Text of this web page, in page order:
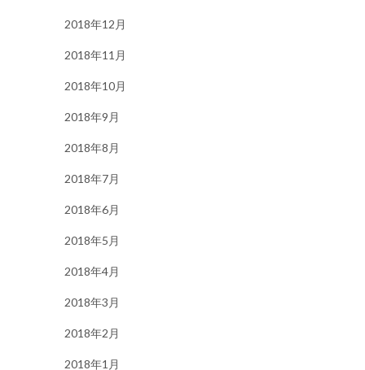
2018年12月
2018年11月
2018年10月
2018年9月
2018年8月
2018年7月
2018年6月
2018年5月
2018年4月
2018年3月
2018年2月
2018年1月